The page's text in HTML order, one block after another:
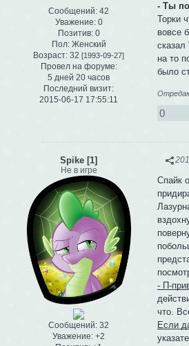
Сообщений: 42
Уважение: 0
Позитив: 0
Пол:Женский
Возраст: 32 [1993-09-27]
Провел на форуме:
5 дней 20 часов
Последний визит:
2015-06-17 17:55:11
- Ты
Торки
вовсе
на то
было
0
Spike [1]
Не в игре
Сообщений: 32
Уважение: +2
Спайк
- П-
что.
Если